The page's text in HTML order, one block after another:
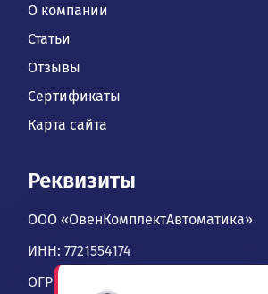
О компании
Статьи
Отзывы
Сертификаты
Карта сайта
Реквизиты
ООО «ОвенКомплектАвтоматика»
ИНН: 7721554174
ОГРН: 1067746534900